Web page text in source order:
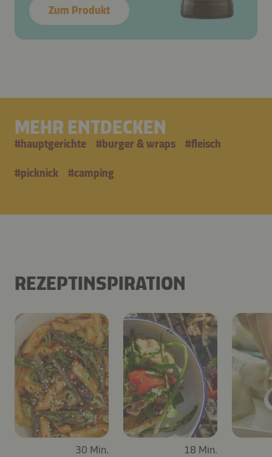
Zum Produkt
MEHR ENTDECKEN
#hauptgerichte #burger & wraps #fleisch
#picknick #camping
REZEPTINSPIRATION
30 Min. 18 Min.